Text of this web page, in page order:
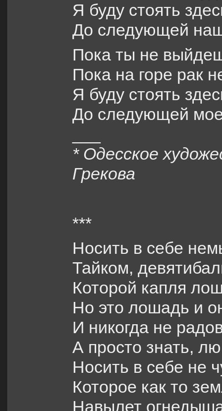
Я буду стоять
До следующей
Пока ты не
Пока на горе рак
Я буду стоять
До следующей
* Одесское
Грекова
***
Носить в себе
Тайком,
Которой капля
Но это лошадь и
И никогда не
А просто знать,
Носить в себе не
Которое как то
Навылет